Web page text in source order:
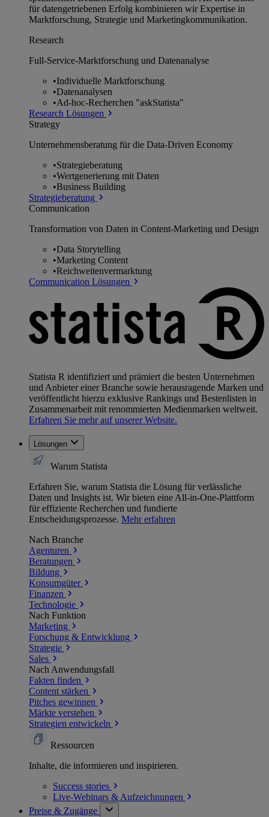
für datengetriebenen Erfolg kombinieren wir Expertise in
Marktforschung, Strategie und Marketingkommunikation.
Research
Full-Service-Marktforschung und Datenanalyse
•Individuelle Marktforschung
•Datenanalysen
•Ad-hoc-Recherchen "askStatista"
Research Lösungen
Strategy
Unternehmens­beratung für die Data-Driven Economy
•Strategieberatung
•Wertgenerierung mit Daten
•Business Building
Strategieberatung
Communication
Transformation von Daten in Content-Marketing und Design
•Data Storytelling
•Marketing Content
•Reichweitenvermarktung
Communication Lösungen
Statista R identifiziert und prämiert die besten Unternehmen
und Anbieter einer Branche sowie herausragende Marken und
veröffentlicht hierzu exklusive Rankings und Bestenlisten in
Zusammenarbeit mit renommierten Medienmarken weltweit.
Erfahren Sie mehr auf unserer Website.
Lösungen
Warum Statista
Erfahren Sie, warum Statista die Lösung für verlässliche
Daten und Insights ist. Wir bieten eine All-in-One-Plattform
für effiziente Recherchen und fundierte
Entscheidungsprozesse. Mehr erfahren
Nach Branche
Agenturen
Beratungen
Bildung
Konsumgüter
Finanzen
Technologie
Nach Funktion
Marketing
Forschung & Entwicklung
Strategie
Sales
Nach Anwendungsfall
Fakten finden
Content stärken
Pitches gewinnen
Märkte verstehen
Strategien entwickeln
Ressourcen
Inhalte, die informieren und inspirieren.
Success stories
Live-Webinars & Aufzeichnungen
Preise & Zugänge